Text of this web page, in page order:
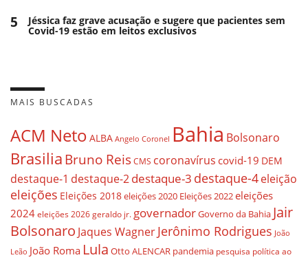
5 Jéssica faz grave acusação e sugere que pacientes sem
Covid-19 estão em leitos exclusivos
MAIS BUSCADAS
ACM Neto ALBA Angelo Coronel Bahia Bolsonaro
BrasiliaBruno ReisCMS coronavírus covid-19 DEM
destaque-1 destaque-2destaque-3 destaque-4eleição
eleições Eleições 2018eleições 2020 Eleições 2022eleições
2024 eleições 2026 geraldo jr. governadorGoverno da Bahia Jair
Bolsonaro Jaques WagnerJerônimo Rodrigues João
Leão João Roma Lula Otto ALENCAR pandemia pesquisa política ao